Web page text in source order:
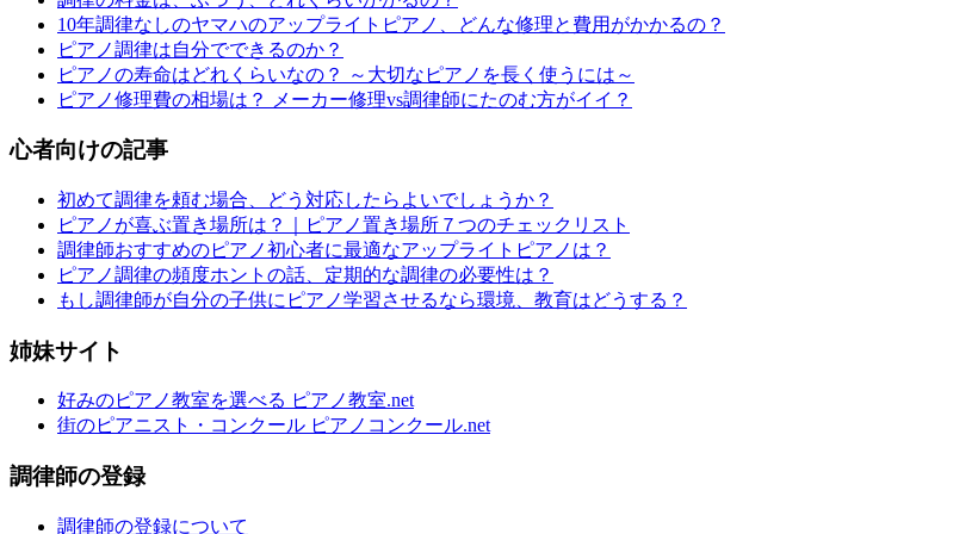
10年調律なしのヤマハのアップライトピアノ、どんな修理と費用がかかるの？
ピアノ調律は自分でできるのか？
ピアノの寿命はどれくらいなの？ ～大切なピアノを長く使うには～
ピアノ修理費の相場は？ メーカー修理vs調律師にたのむ方がイイ？
心者向けの記事
初めて調律を頼む場合、どう対応したらよいでしょうか？
ピアノが喜ぶ置き場所は？｜ピアノ置き場所７つのチェックリスト
調律師おすすめのピアノ初心者に最適なアップライトピアノは？
ピアノ調律の頻度ホントの話、定期的な調律の必要性は？
もし調律師が自分の子供にピアノ学習させるなら環境、教育はどうする？
姉妹サイト
好みのピアノ教室を選べる ピアノ教室.net
街のピアニスト・コンクール ピアノコンクール.net
調律師の登録
調律師の登録について